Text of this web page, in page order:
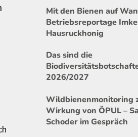
Mit den Bienen auf
Betriebsreportage
Hausruckhonig
Das sind die
2026/2027
Wildbienenmonitoring
Wirkung von ÖPUL –
Schoder im Gespräch